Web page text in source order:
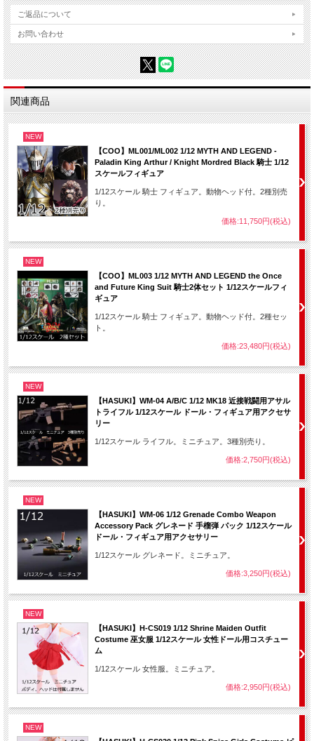
ご返品について
お問い合わせ
関連商品
NEW
【COO】ML001/ML002 1/12 MYTH AND LEGEND -
Paladin King Arthur / Knight Mordred Black 騎士 1/12
スケールフィギュア
1/12スケール 騎士 フィギュア。動物ヘッド付。2種別売
り。
価格:11,750円(税込)
NEW
【COO】ML003 1/12 MYTH AND LEGEND the Once
and Future King Suit 騎士2体セット 1/12スケールフィ
ギュア
1/12スケール 騎士 フィギュア。動物ヘッド付。2種セッ
ト。
価格:23,480円(税込)
NEW
【HASUKI】WM-04 A/B/C 1/12 MK18 近接戦闘用アサル
トライフル 1/12スケール ドール・フィギュア用アクセサ
リー
1/12スケール ライフル。ミニチュア。3種別売り。
価格:2,750円(税込)
NEW
【HASUKI】WM-06 1/12 Grenade Combo Weapon
Accessory Pack グレネード 手榴弾 パック 1/12スケール
ドール・フィギュア用アクセサリー
1/12スケール グレネード。ミニチュア。
価格:3,250円(税込)
NEW
【HASUKI】H-CS019 1/12 Shrine Maiden Outfit
Costume 巫女服 1/12スケール 女性ドール用コスチュー
ム
1/12スケール 女性服。ミニチュア。
価格:2,950円(税込)
NEW